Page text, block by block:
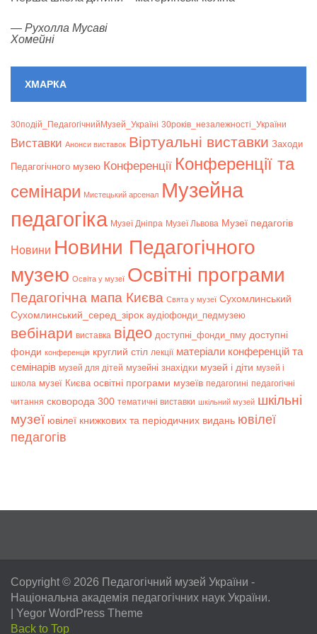
— Рухолла Мусаві
Хомейні
ХМАРКА
30подій_ПедагогічнийМузей_Україні 30років_незалежності_України
Bиставки Анонси виставок Віртуальні виставки Заходи
Педагогічного музею Конференції Конференції та
семінари Мистецький арсенал Музейна
педагогіка Музеї Дніпра Музеї Львова Музеї педагогів
Новини Новини Педагогічного
музею Освіта у музеї Освітні програми
Педагогічна мапа Києва Свята у музеї Сухомлинський
Сухомлинський_серед_зірок аудіофонди_педмузею
вебінари виставка відео доступні_фонди_пму доступні
фонди конференція круглий стіл лекції матеріали конференцій та
семінарів музей для дітей музейні знахідки музей і діти музей і
школа музеї Києва освітні програми музеїв педагогині педагогічні
читання сковорода 300 тематичні виставки шкільний музей шкільні
музеї ювілеї книжкових та періодичних видань ювілеї
педагогів
Copyright © 2026 Педагогічний музей України -
Національна академія педагогічних наук України.
Yegor WordPress Theme
Back to Top